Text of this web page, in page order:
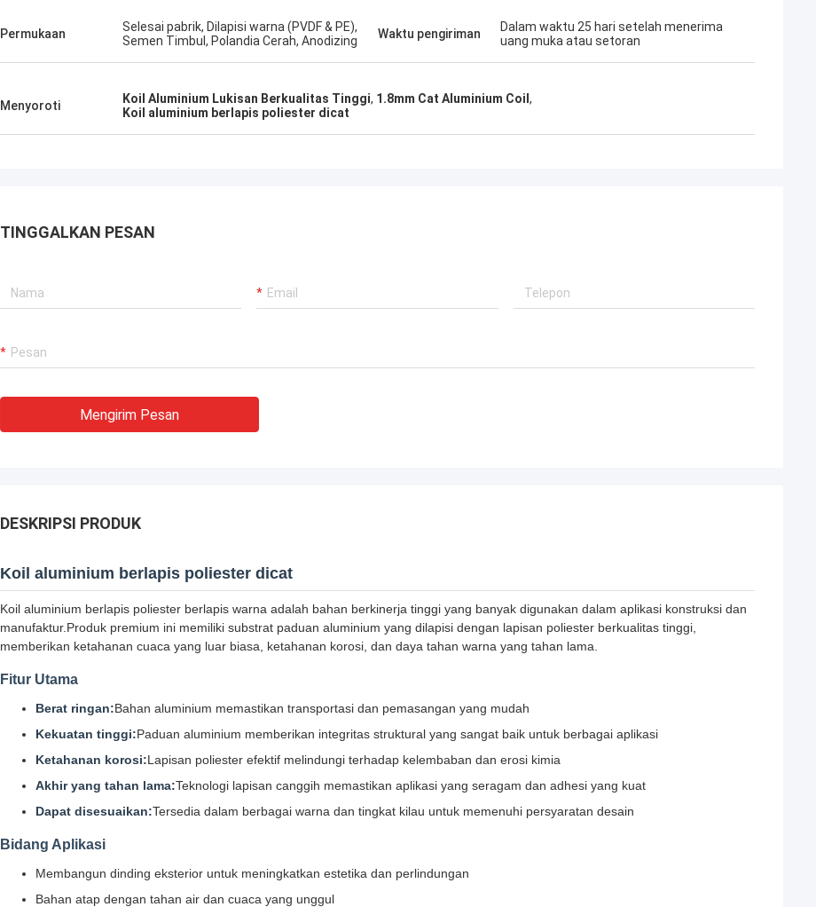
Permukaan
Selesai pabrik, Dilapisi warna (PVDF & PE),
Semen Timbul, Polandia Cerah, Anodizing
Waktu pengiriman
Dalam waktu 25 hari setelah menerima
uang muka atau setoran
Menyoroti Koil Aluminium Lukisan Berkualitas Tinggi, 1.8mm Cat Aluminium Coil ,
Koil aluminium berlapis poliester dicat
TINGGALKAN PESAN
Mengirim Pesan
DESKRIPSI PRODUK
Koil aluminium berlapis poliester dicat
Koil aluminium berlapis poliester berlapis warna adalah bahan berkinerja tinggi yang banyak digunakan dalam aplikasi konstruksi dan
manufaktur.Produk premium ini memiliki substrat paduan aluminium yang dilapisi dengan lapisan poliester berkualitas tinggi,
memberikan ketahanan cuaca yang luar biasa, ketahanan korosi, dan daya tahan warna yang tahan lama.
Fitur Utama
Berat ringan:Bahan aluminium memastikan transportasi dan pemasangan yang mudah
Kekuatan tinggi:Paduan aluminium memberikan integritas struktural yang sangat baik untuk berbagai aplikasi
Ketahanan korosi:Lapisan poliester efektif melindungi terhadap kelembaban dan erosi kimia
Akhir yang tahan lama:Teknologi lapisan canggih memastikan aplikasi yang seragam dan adhesi yang kuat
Dapat disesuaikan:Tersedia dalam berbagai warna dan tingkat kilau untuk memenuhi persyaratan desain
Bidang Aplikasi
Membangun dinding eksterior untuk meningkatkan estetika dan perlindungan
Bahan atap dengan tahan air dan cuaca yang unggul